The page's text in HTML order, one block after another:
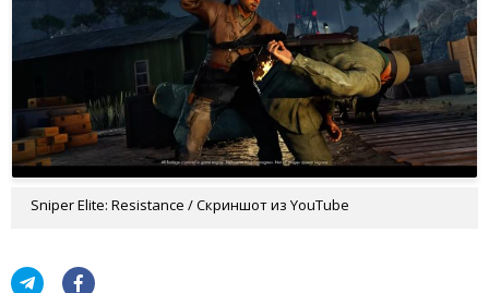
Sniper Elite: Resistance / Скриншот из YouTube